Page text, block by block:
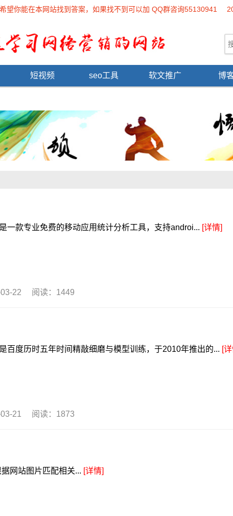
望你能在本网站找到答案，如果找不到可以加 QQ群咨询55130941
短视频 seo工具 软文推广 博
一款专业免费的移动应用统计分析工具，支持androi... [详情]
03-22 阅读：1449
度历时五年时间精敲细磨与模型训练，于2010年推出的... [
03-21 阅读：1873
网站图片匹配相关... [详情]